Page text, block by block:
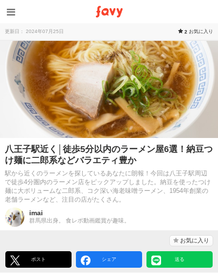
更新日： 2024年07月25日 2 お気に入り
八王子駅近く│徒歩5分以内のラーメン屋6選！納豆つ
け麺に二郎系などバラエティ豊か
駅から近くのラーメンを探しているあなたに朗報！今回は八王子駅周辺
で徒歩4分圏内のラーメン店をピックアップしました。納豆を使ったつけ
麺に大ボリュームな二郎系、コク深い海老味噌ラーメン、1954年創業の
老舗ラーメンなど、注目の店がたくさん。
imai
群馬県出身。 食レポ動画鑑賞が趣味。
お気に入り
ポスト シェア 送る